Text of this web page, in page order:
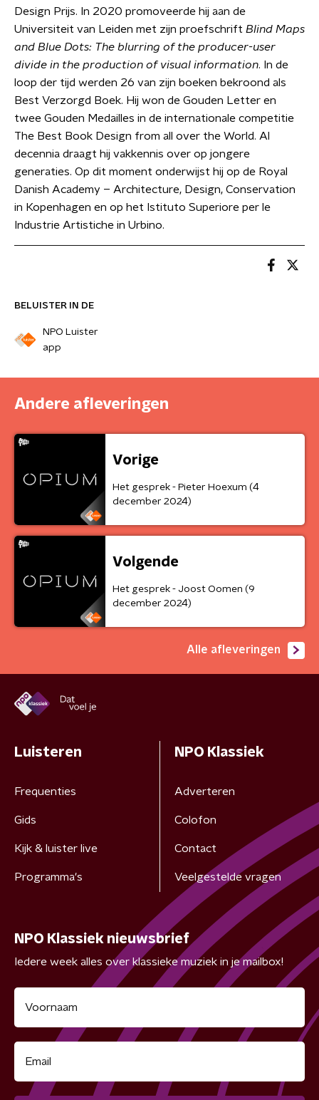
BELUISTER IN DE
NPO Luister
app
Design Prijs. In 2020 promoveerde hij aan de
Universiteit van Leiden met zijn proefschrift Blind Maps
and Blue Dots: The blurring of the producer-user
divide in the production of visual information. In de
loop der tijd werden 26 van zijn boeken bekroond als
Best Verzorgd Boek. Hij won de Gouden Letter en
twee Gouden Medailles in de internationale competitie
The Best Book Design from all over the World. Al
decennia draagt hij vakkennis over op jongere
generaties. Op dit moment onderwijst hij op de Royal
Danish Academy – Architecture, Design, Conservation
in Kopenhagen en op het Istituto Superiore per le
Industrie Artistiche in Urbino.
Andere afleveringen
Vorige
Het gesprek - Pieter Hoexum (4
december 2024)
Volgende
Het gesprek - Joost Oomen (9
december 2024)
Alle afleveringen
Luisteren
Frequenties
Gids
Kijk & luister live
Programma's
NPO Klassiek
Adverteren
Colofon
Contact
Veelgestelde vragen
NPO Klassiek nieuwsbrief
Iedere week alles over klassieke muziek in je mailbox!